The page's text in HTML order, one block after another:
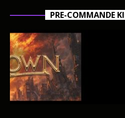
PRE-COMMANDE